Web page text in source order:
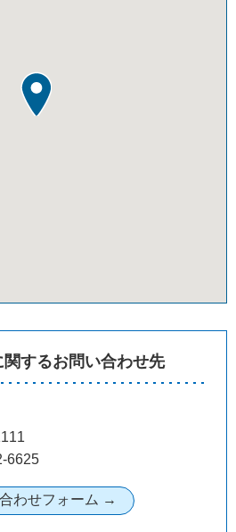
関するお問い合わせ先
6625